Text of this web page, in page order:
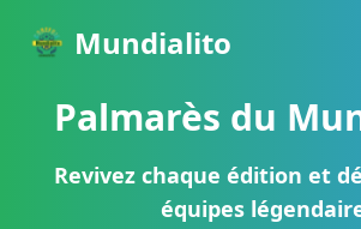
Mundialito
Palmarès du
Revivez chaque édition et
équipes